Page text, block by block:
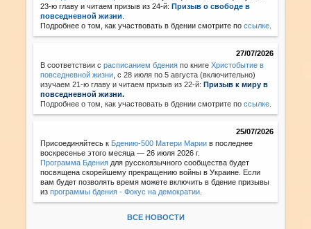
23-ю главу и читаем призыв из 24-й:Призыв о свободе в
повседневной жизни
Подробнее о том, как участвовать в бдении смотрите поссылке
27/07/2026
В соответствии с расписанием бдения по книгеХристобытие в
повседневной жизни с 28 июля по 5 августа (включительно)
изучаем 21-ю главу и читаем призыв из 22-й:Призыв к миру в
повседневной жизни.
Подробнее о том, как участвовать в бдении смотрите поссылке
25/07/2026
Присоединяйтесь к Бдению-500 Матери Марии в последнее
воскресенье этого месяца — 26 июля 2026 г.
Программа Бдения для русскоязычного сообщества будет
посвящена скорейшему прекращению войны в Украине. Если
вам будет позволять время можете включить в бдение призывы
изпрограммы бдения - Фокус на демократии
ВСЕ НОВОСТИ